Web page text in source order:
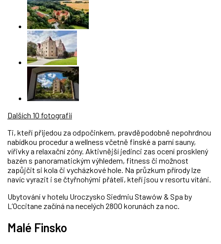
Dalších 10 fotografií
Ti, kteří přijedou za odpočinkem, pravděpodobně nepohrdnou
nabídkou procedur a wellness včetně finské a parní sauny,
vířivky a relaxační zóny. Aktivnější jedinci zas ocení prosklený
bazén s panoramatickým výhledem, fitness či možnost
zapůjčit si kola či vycházkové hole. Na průzkum přírody lze
navíc vyrazit i se čtyřnohými přáteli, kteří jsou v resortu vítáni.
Ubytování v hotelu Uroczysko Siedmiu Stawów & Spa by
L’Occitane začíná na necelých 2800 korunách za noc.
Malé Finsko